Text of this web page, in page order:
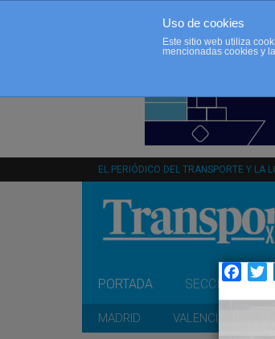
EL PERIÓDICO DEL TRANSPORTE Y LA
PORTADA SECCIONES
MADRID VALENCIA
Uso de cookies
Este sitio web utiliza
mencionadas cookies y